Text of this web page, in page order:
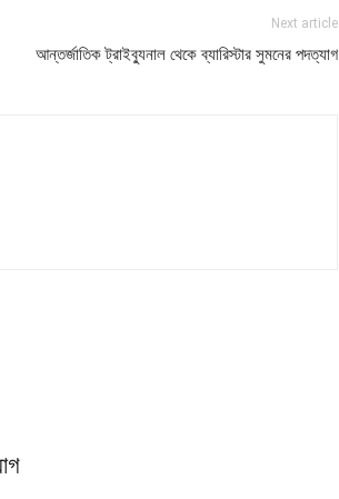
Next article
আন্তর্জাতিক ট্রাইব্যুনাল থেকে ব্যারিস্টার সুমনের পদত্যাগ